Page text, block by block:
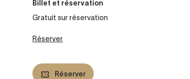
Billet et réservation
Gratuit sur réservation
Réserver
Réserver